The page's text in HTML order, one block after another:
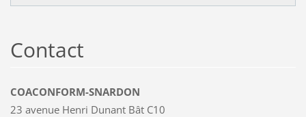
Contact
COACONFORM-SNARDON
23 avenue Henri Dunant Bât C10